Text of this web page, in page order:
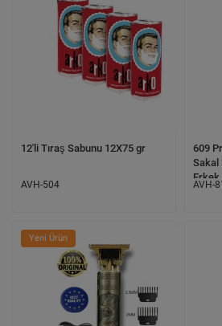
12'li Tıraş Sabunu 12X75 gr
AVH-504
609
Sakal
Erkek
AVH-
Yeni Ürün